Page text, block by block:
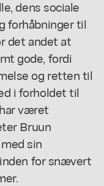
dens sociale
forhåbninger til
det andet at
gode, fordi
og retten til
i forholdet til
været
Bruun
sin
for snævert